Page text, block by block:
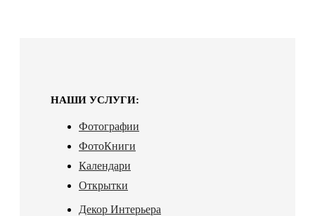
НАШИ УСЛУГИ:
Фотографии
ФотоКниги
Календари
Открытки
Декор Интерьера